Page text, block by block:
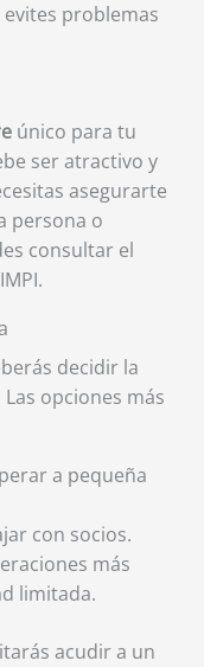
problemas
único para tu
ser atractivo y
asegurarte
persona o
consultar el
decidir la
opciones más
a pequeña
con socios.
más
limitada.
acudir a un